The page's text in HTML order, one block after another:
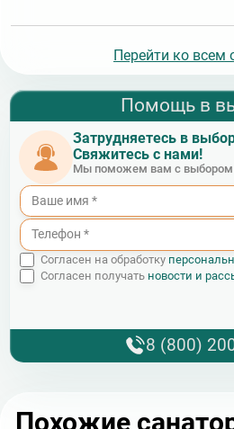
Перейти ко всем
Помощь в
Затрудняетесь в
Свяжитесь с нами!
Мы поможем вам с выбором
Согласен на обработку
Согласен получать новости и
8 (800)
Похожие